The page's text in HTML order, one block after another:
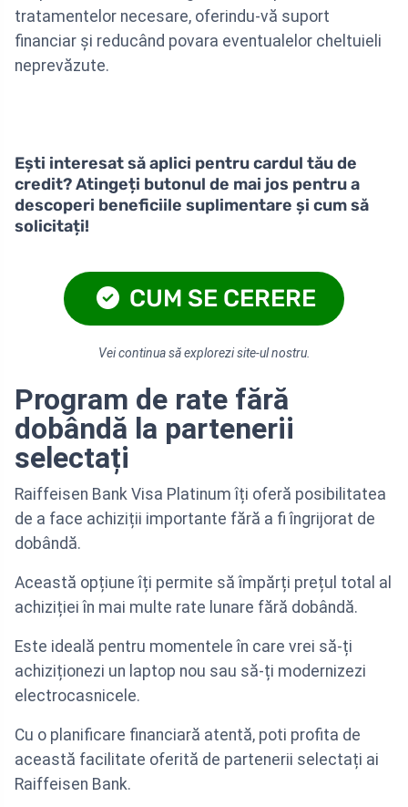
tratamentelor necesare, oferindu-vă suport
financiar și reducând povara eventualelor cheltuieli
neprevăzute.
Ești interesat să aplici pentru cardul tău de
credit? Atingeți butonul de mai jos pentru a
descoperi beneficiile suplimentare și cum să
solicitați!
CUM SE CERERE
Vei continua să explorezi site-ul nostru.
Program de rate fără
dobândă la partenerii
selectați
Raiffeisen Bank Visa Platinum îți oferă posibilitatea
de a face achiziții importante fără a fi îngrijorat de
dobândă.
Această opțiune îți permite să împărți prețul total al
achiziției în mai multe rate lunare fără dobândă.
Este ideală pentru momentele în care vrei să-ți
achiziționezi un laptop nou sau să-ți modernizezi
electrocasnicele.
Cu o planificare financiară atentă, poti profita de
această facilitate oferită de partenerii selectați ai
Raiffeisen Bank.